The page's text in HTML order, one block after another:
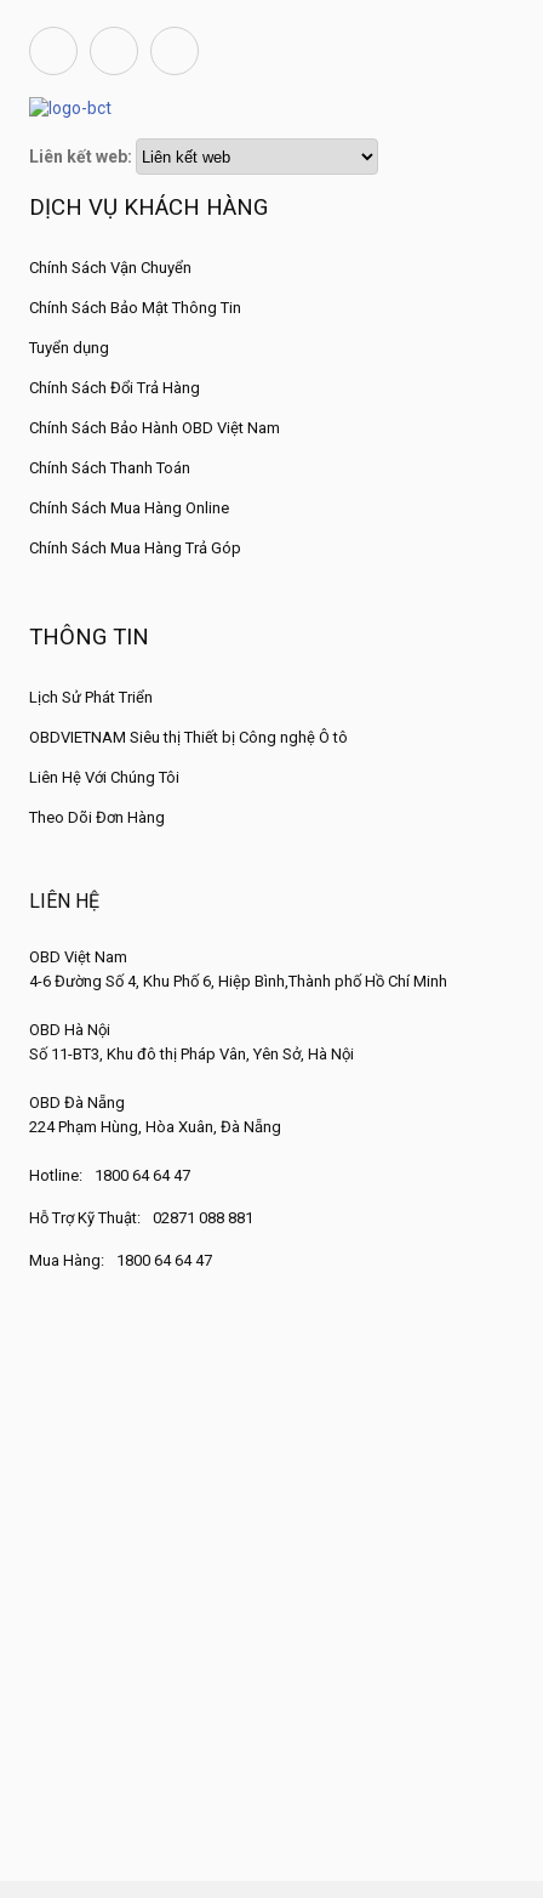
Liên kết web:
DỊCH VỤ KHÁCH HÀNG
Chính Sách Vận Chuyển
Chính Sách Bảo Mật Thông Tin
Tuyển dụng
Chính Sách Đổi Trả Hàng
Chính Sách Bảo Hành OBD Việt Nam
Chính Sách Thanh Toán
Chính Sách Mua Hàng Online
Chính Sách Mua Hàng Trả Góp
THÔNG TIN
Lịch Sử Phát Triển
OBDVIETNAM Siêu thị Thiết bị Công nghệ Ô tô
Liên Hệ Với Chúng Tôi
Theo Dõi Đơn Hàng
LIÊN HỆ
OBD Việt Nam
4-6 Đường Số 4, Khu Phố 6, Hiệp Bình,Thành phố Hồ Chí Minh
OBD Hà Nội
Số 11-BT3, Khu đô thị Pháp Vân, Yên Sở, Hà Nội
OBD Đà Nẵng
224 Phạm Hùng, Hòa Xuân, Đà Nẵng
Hotline: 1800 64 64 47
Hỗ Trợ Kỹ Thuật: 02871 088 881
Mua Hàng: 1800 64 64 47